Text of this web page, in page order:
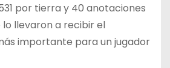
por tierra y 40 anotaciones
llevaron a recibir el
importante para un jugador